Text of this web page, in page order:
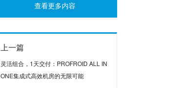
查看更多内容
上一篇
灵活组合，1天交付：PROFROID ALL IN
ONE集成式高效机房的无限可能